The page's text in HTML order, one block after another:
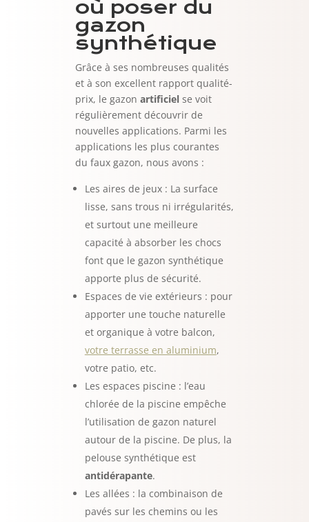
où poser du
gazon
synthétique
Grâce à ses nombreuses qualités
et à son excellent rapport qualité-
prix, le gazon artificielse voit
régulièrement découvrir de
nouvelles applications. Parmi les
applications les plus courantes
du faux gazon, nous avons :
Les aires de jeux : La surface
lisse, sans trous ni irrégularités,
et surtout une meilleure
capacité à absorber les chocs
font que le gazon synthétique
apporte plus de sécurité.
Espaces de vie extérieurs : pour
apporter une touche naturelle
et organique à votre balcon,
votre terrasse en aluminium,
votre patio, etc.
Les espaces piscine : l’eau
chlorée de la piscine empêche
l’utilisation de gazon naturel
autour de la piscine. De plus, la
pelouse synthétique est
antidérapante.
Les allées : la combinaison de
pavés sur les chemins ou les